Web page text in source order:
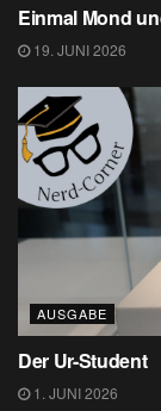
Einmal Mond
19. JUNI 2026
AUSGABE
Der Ur-Student
1. JUNI 2026